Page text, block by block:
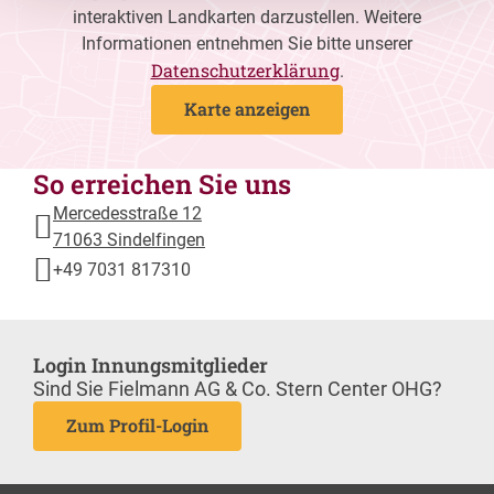
interaktiven Landkarten darzustellen. Weitere
Informationen entnehmen Sie bitte unserer
Datenschutzerklärung.
Karte anzeigen
So erreichen Sie uns
Mercedesstraße 12
71063 Sindelfingen
+49 7031 817310
Login Innungsmitglieder
Sind Sie Fielmann AG & Co. Stern Center OHG?
Zum Profil-Login